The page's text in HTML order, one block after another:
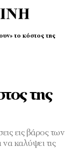
το κόστος της
της
εις βάρος των
καλύψει τις